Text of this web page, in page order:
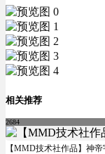
相关推荐
2684
【MMD技术社作品】神